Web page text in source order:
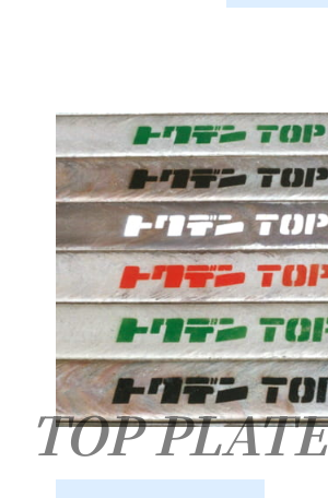
TOP PLATE